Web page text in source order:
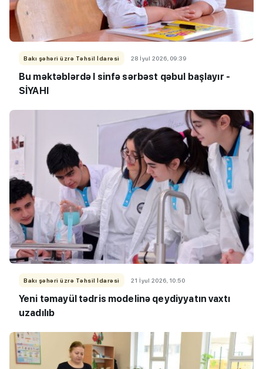
Bakı şəhəri üzrə Təhsil İdarəsi 28 İyul 2026, 09:39
Bu məktəblərdə I sinfə sərbəst qəbul başlayır -
SİYAHI
Bakı şəhəri üzrə Təhsil İdarəsi 21 İyul 2026, 10:50
Yeni təmayül tədris modelinə qeydiyyatın vaxtı
uzadılıb